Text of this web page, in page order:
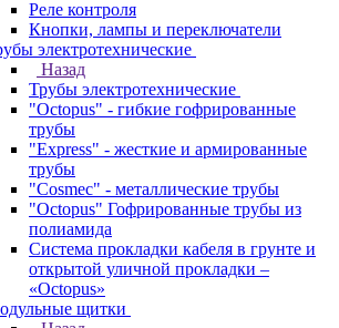
Реле контроля
Кнопки, лампы и переключатели
электротехнические
Назад
Трубы электротехнические
"Octopus" - гибкие гофрированные
трубы
"Express" - жесткие и армированные
трубы
"Cosmec" - металлические трубы
"Octopus" Гофрированные трубы из
полиамида
Система прокладки кабеля в грунте и
открытой уличной прокладки –
«Octopus»
щитки